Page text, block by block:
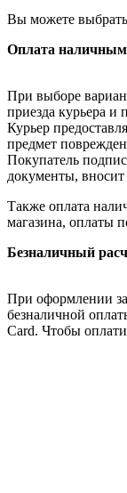
Вы можете
Оплата
При выборе
приезда курьера и
Курьер
предмет
Покупатель
документы, вносит
Также оплата
магазина, оплаты
Безналичный
При оформлении
безналичной
Card. Чтобы